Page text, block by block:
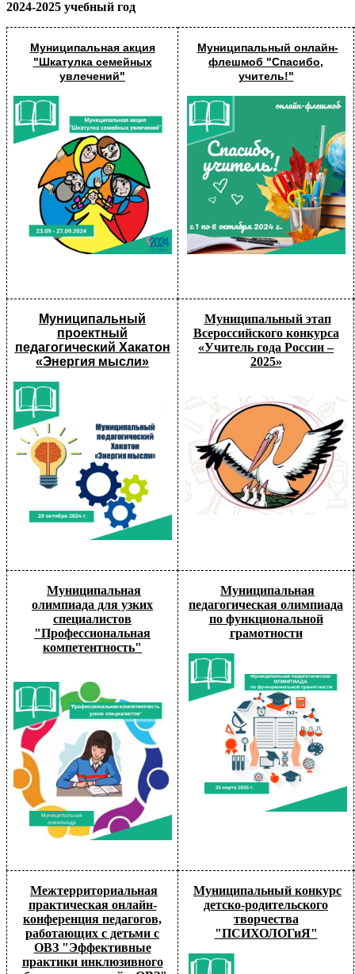
2024-2025 учебный год
Муниципальная акция
"Шкатулка семейных
увлечений"
Муниципальный онлайн-
флешмоб "Спасибо,
учитель!"
Муниципальный
проектный
педагогический Хакатон
«Энергия мысли»
Муниципальный этап
Всероссийского конкурса
«Учитель года России –
2025»
Муниципальная
олимпиада для узких
специалистов
"Профессиональная
компетентность"
Муниципальная
педагогическая олимпиада
по функциональной
грамотности
Межтерриториальная
практическая онлайн-
конференция педагогов,
работающих с детьми с
ОВЗ "Эффективные
практики инклюзивного
Муниципальный конкурс
детско-родительского
творчества
"ПСИХОЛОГиЯ"